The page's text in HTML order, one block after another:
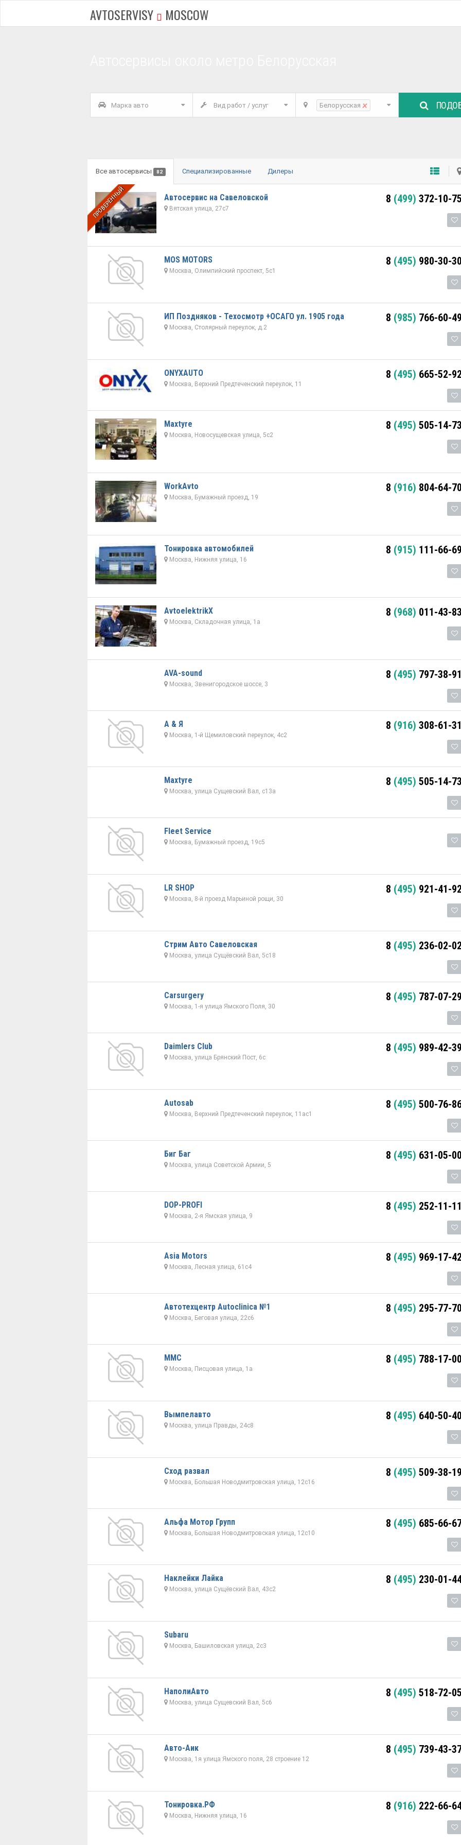
AVTOSERVISY MOSCOW
Марка авто Вид работ / услуг Белорусская ×
Все автосервисы 82 Специализированные Дилеры
ПРОВЕРЕННЫЙ Автосервис на Савеловской
Вятская улица, 27с7
8 (499) 372-10-75
MOS MOTORS
Москва, Олимпийский проспект, 5с1
8 (495) 980-30-30
ИП Поздняков - Техосмотр +ОСАГО ул. 1905 года
Москва, Столярный переулок, д.2
8 (985) 766-60-49
ONYXAUTO
Москва, Верхний Предтеченский переулок, 11
8 (495) 665-52-92
Maxtyre
Москва, Новосущевская улица, 5с2
8 (495) 505-14-73
WorkAvto
Москва, Бумажный проезд, 19
8 (916) 804-64-70
Тонировка автомобилей
Москва, Нижняя улица, 16
8 (915) 111-66-69
AvtoelektrikX
Москва, Складочная улица, 1а
8 (968) 011-43-83
AVA-sound
Москва, Звенигородское шоссе, 3
8 (495) 797-38-91
А & Я
Москва, 1-й Щемиловский переулок, 4с2
8 (916) 308-61-31
Maxtyre
Москва, улица Сущевский Вал, с13а
8 (495) 505-14-73
Fleet Service
Москва, Бумажный проезд, 19с5
LR SHOP
Москва, 8-й проезд Марьиной рощи, 30
8 (495) 921-41-92
Стрим Авто Савеловская
Москва, улица Сущёвский Вал, 5с18
8 (495) 236-02-02
Carsurgery
Москва, 1-я улица Ямского Поля, 30
8 (495) 787-07-29
Daimlers Club
Москва, улица Брянский Пост, 6с
8 (495) 989-42-39
Autosab
Москва, Верхний Предтеченский переулок, 11ас1
8 (495) 500-76-
Биг Баг
Москва, улица Советской Армии, 5
8 (495) 631-05-00
DOP-PROFI
Москва, 2-я Ямская улица, 9
8 (495) 252-11-11
Asia Motors
Москва, Лесная улица, 61с4
8 (495) 969-17-42
Автотехцентр Autoclinica №1
Москва, Беговая улица, 22с6
8 (495) 295-77-70
ММС
Москва, Писцовая улица, 1а
8 (495) 788-17-00
Вымпелавто
Москва, улица Правды, 24с8
8 (495) 640-50-40
Сход развал
Москва, Большая Новодмитровская улица, 12с16
8 (495) 509-38-19
Альфа Мотор Групп
Москва, Большая Новодмитровская улица, 12с10
8 (495) 685-66-
Наклейки Лайка
Москва, улица Сущёвский Вал, 43с2
8 (495) 230-01-
Subaru
Москва, Башиловская улица, 2с3
НаполиАвто
Москва, улица Сущевский Вал, 5с6
8 (495) 518-72-05
Авто-Аик
Москва, 1я улица Ямского поля, 28 строение 12
8 (495) 739-43-
Тонировка.РФ
Москва, Нижняя улица, 16
8 (916) 222-66-